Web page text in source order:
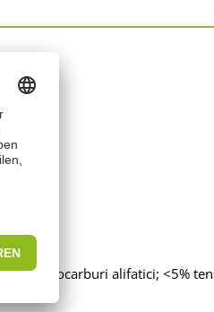
idrocarburi alifatici; <5%